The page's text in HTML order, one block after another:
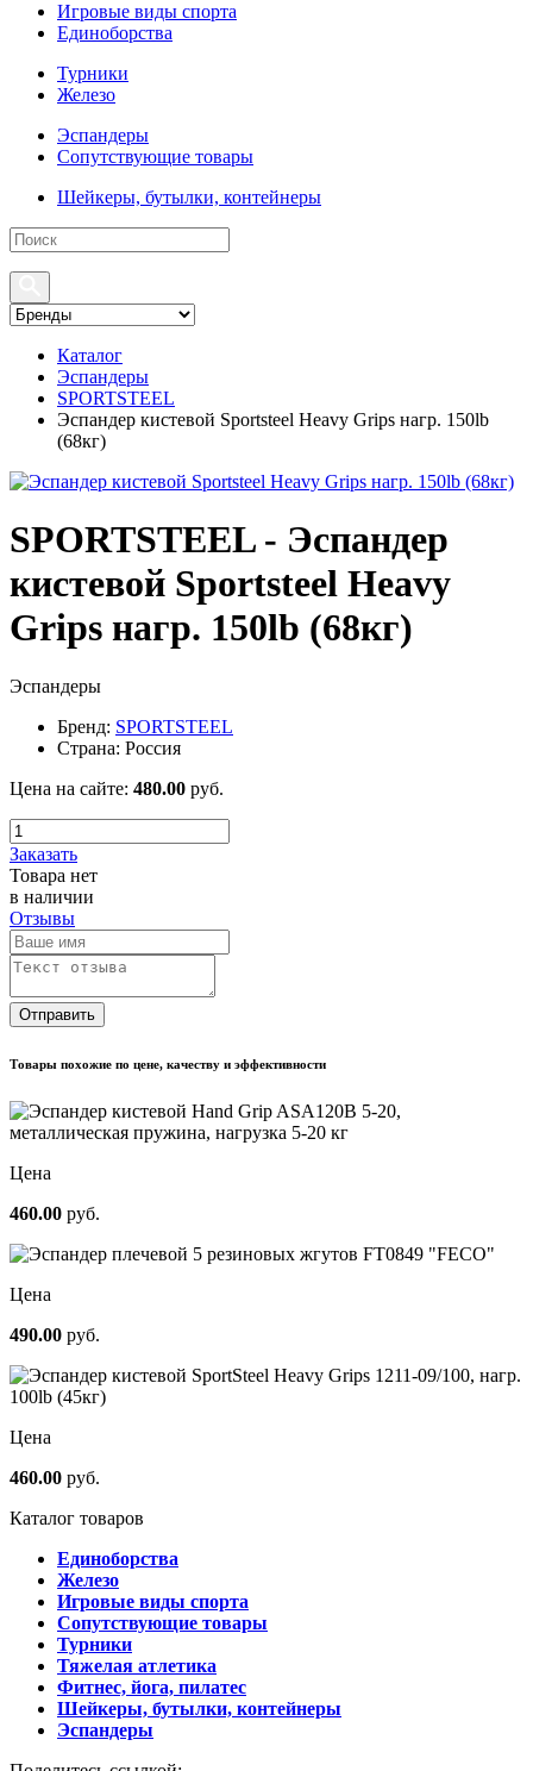
Игровые виды спорта
Единоборства
Турники
Железо
Эспандеры
Сопутствующие товары
Шейкеры, бутылки, контейнеры
Каталог
Эспандеры
SPORTSTEEL
Эспандер кистевой Sportsteel Heavy Grips нагр. 150lb
(68кг)
SPORTSTEEL - Эспандер
кистевой Sportsteel Heavy
Grips нагр. 150lb (68кг)
Эспандеры
Бренд: SPORTSTEEL
Страна: Россия
Цена на сайте: 480.00 руб.
Заказать
Товара нет
в наличии
Отзывы
Отправить
Товары похожие по цене, качеству и эффективности
Цена
460.00 руб.
Цена
490.00 руб.
Цена
460.00 руб.
Каталог товаров
Единоборства
Железо
Игровые виды спорта
Сопутствующие товары
Турники
Тяжелая атлетика
Фитнес, йога, пилатес
Шейкеры, бутылки, контейнеры
Эспандеры